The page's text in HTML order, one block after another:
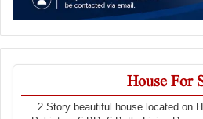
House For
2 Story beautiful house located on